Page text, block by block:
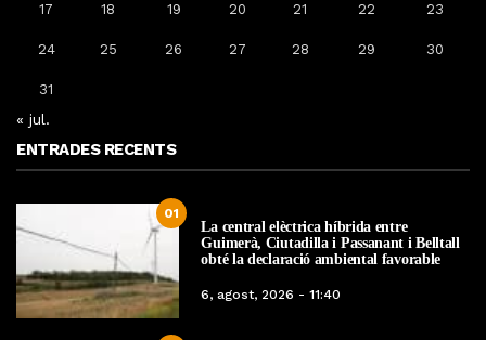
17 18 19 20 21 22 23
24 25 26 27 28 29 30
31
« jul.
ENTRADES RECENTS
01
La central elèctrica híbrida entre
Guimerà, Ciutadilla i Passanant i Belltall
obté la declaració ambiental favorable
6, agost, 2026 - 11:40